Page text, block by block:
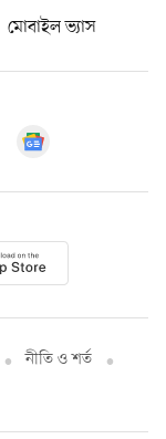
মোবাইল ভ্যাস
নীতি ও শর্ত